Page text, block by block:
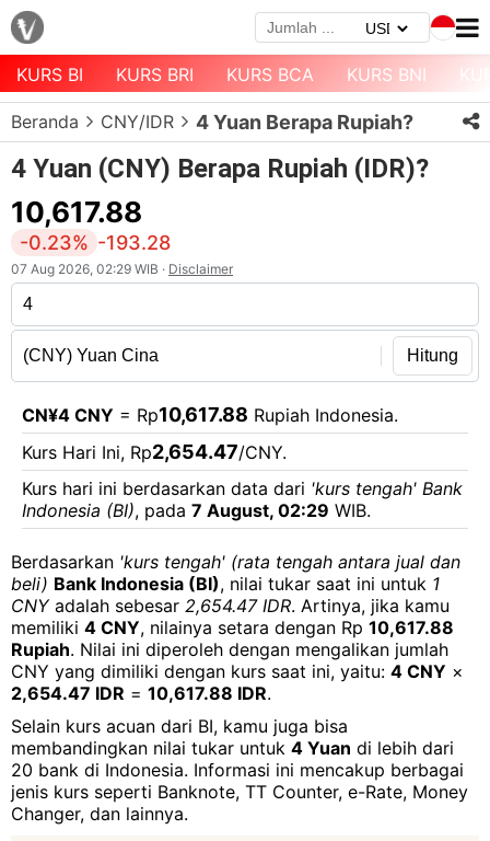
Menu
Halaman
Depan
Daftar
Mata
Uang
Kurs
Bank
KURS BI KURS BRI KURS BCA KURS BNI
Beranda CNY/IDR 4 Yuan Berapa Rupiah?
4 Yuan (CNY) Berapa Rupiah (IDR)?
10,617.88
-0.23% -193.28
07 Aug 2026, 02:29 WIB · Disclaimer
Hitung
CN¥4 CNY = Rp10,617.88 Rupiah Indonesia.
Kurs Hari Ini, Rp2,654.47/CNY.
Kurs hari ini berdasarkan data dari 'kurs tengah' Bank
Indonesia (BI), pada 7 August, 02:29 WIB.
Berdasarkan 'kurs tengah' (rata tengah antara jual dan
beli) Bank Indonesia (BI), nilai tukar saat ini untuk 1
CNYadalah sebesar 2,654.47 IDR. Artinya, jika kamu
memiliki 4 CNY, nilainya setara dengan Rp 10,617.88
Rupiah. Nilai ini diperoleh dengan mengalikan jumlah
CNY yang dimiliki dengan kurs saat ini, yaitu: 4 CNY ×
2,654.47 IDR = 10,617.88 IDR.
Selain kurs acuan dari BI, kamu juga bisa
membandingkan nilai tukar untuk 4 Yuan di lebih dari
20 bank di Indonesia. Informasi ini mencakup berbagai
jenis kurs seperti Banknote, TT Counter, e-Rate, Money
Changer, dan lainnya.